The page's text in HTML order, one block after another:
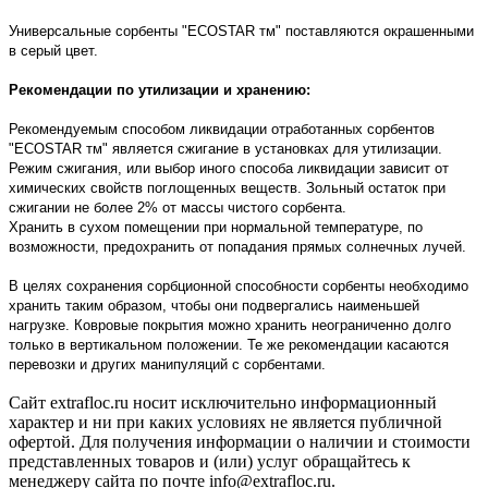
Универсальные сорбенты "ECOSTAR тм" поставляются окрашенными
в серый цвет.
Рекомендации по утилизации и хранению:
Рекомендуемым способом ликвидации отработанных сорбентов
"ECOSTAR тм" является сжигание в установках для утилизации.
Режим сжигания, или выбор иного способа ликвидации зависит от
химических свойств поглощенных веществ. Зольный остаток при
сжигании не более 2% от массы чистого сорбента.
Хранить в сухом помещении при нормальной температуре, по
возможности, предохранить от попадания прямых солнечных лучей.
В целях сохранения сорбционной способности сорбенты необходимо
хранить таким образом, чтобы они подвергались наименьшей
нагрузке. Ковровые покрытия можно хранить неограниченно долго
только в вертикальном положении. Те же рекомендации касаются
перевозки и других манипуляций с сорбентами.
Сайт extrafloc.ru носит исключительно информационный
характер и ни при каких условиях не является публичной
офертой. Для получения информации о наличии и стоимости
представленных товаров и (или) услуг обращайтесь к
менеджеру сайта по почте info@extrafloc.ru.